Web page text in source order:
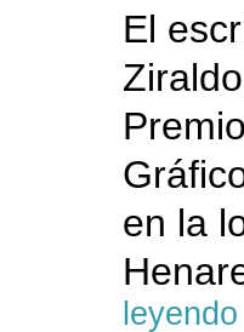
El
en la
leyendo